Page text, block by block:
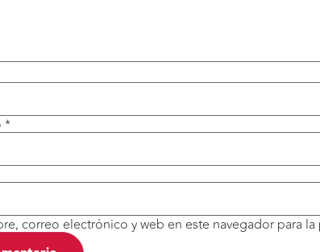
*
correo electrónico y web en este navegador para